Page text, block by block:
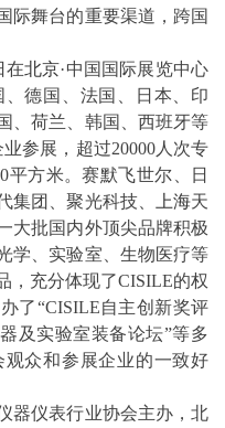
际舞台的重要渠道，跨国
在北京·中国国际展览中心
德国、法国、日本、印
、荷兰、韩国、西班牙等
参展，超过20000人次专
平方米。赛默飞世尔、日
集团、聚光科技、
上海天
大批国内外顶尖品牌积极
学、实验室、生物医疗等
，充分体现了CISILE的权
了“CISILE自主创新奖评
及实验室装备论坛”等多
众和参展企业的一致好
仪表行业协会主办，北